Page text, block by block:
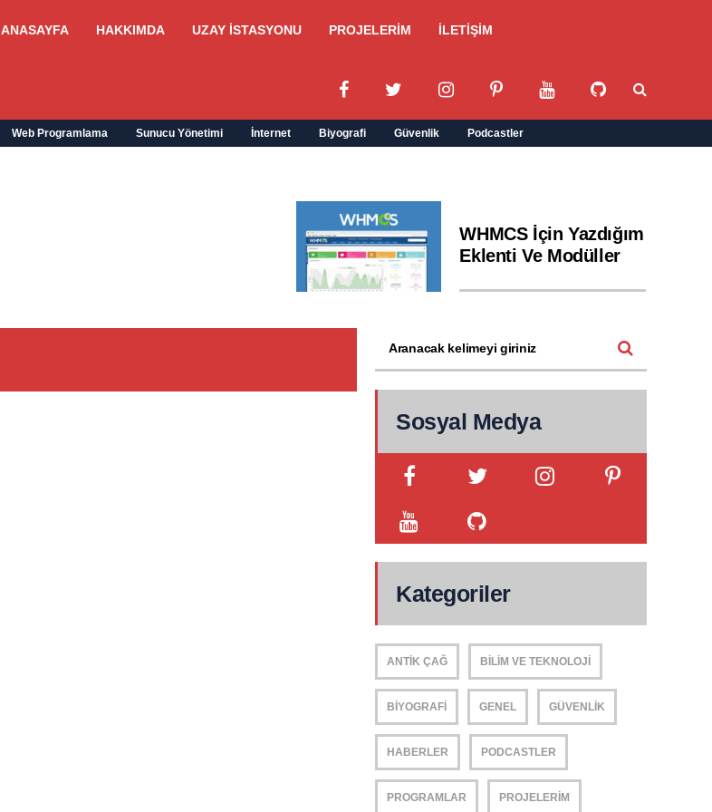
ANASAYFA HAKKIMDA UZAY İSTASYONU PROJELERİM İLETİŞİM
Web Programlama Sunucu Yönetimi İnternet Biyografi Güvenlik Podcastler
WHMCS İçin Yazdığım
Eklenti Ve Modüller
Sosyal Medya
Kategoriler
ANTIK ÇAĞ BILIM VE TEKNOLOJI
BIYOGRAFI GENEL GÜVENLIK
HABERLER PODCASTLER
PROGRAMLAR PROJELERIM